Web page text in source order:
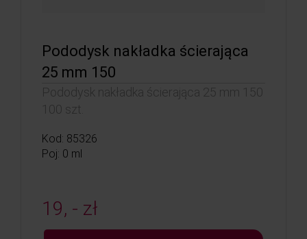
Pododysk nakładka ścierająca
25 mm 150
Pododysk nakładka ścierająca 25 mm 150
100 szt.
Kod: 85326
Poj: 0 ml
19, - zł